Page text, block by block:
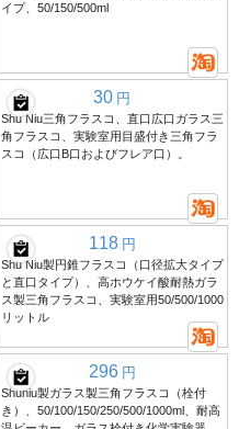
イプ、50/150/500ml
30 円
Shu Niu三角フラスコ、直口広口ガラス三
角フラスコ、実験室用目盛付き三角フラ
スコ（広口B口およびフレア口）。
118 円
Shu Niu製円錐フラスコ（口径拡大タイプ
と直口タイプ）、高ホウケイ酸耐熱ガラ
ス製三角フラスコ、実験室用50/500/1000
リットル
296 円
Shuniu製ガラス製三角フラスコ（栓付
き）、50/100/150/250/500/1000ml、耐高